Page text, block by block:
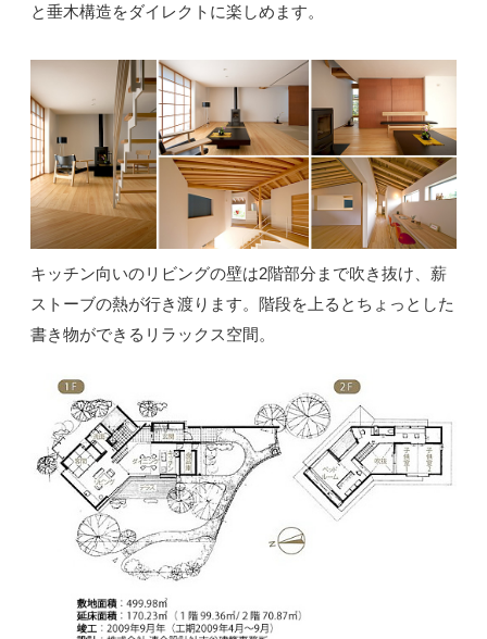
と垂木構造をダイレクトに楽しめます。
キッチン向いのリビングの壁は2階部分まで吹き抜け、薪
ストーブの熱が行き渡ります。階段を上るとちょっとした
書き物ができるリラックス空間。